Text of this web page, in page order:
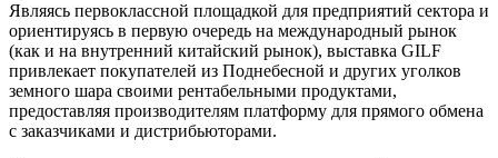
Являясь первоклассной площадкой для предприятий сектора и
ориентируясь в первую очередь на международный рынок
(как и на внутренний китайский рынок), выставка GILF
привлекает покупателей из Поднебесной и других уголков
земного шара своими рентабельными продуктами,
предоставляя производителям платформу для прямого обмена
с заказчиками и дистрибьюторами.